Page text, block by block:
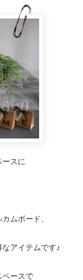
ースに
カムボード、
アイテムです♪
ペースで